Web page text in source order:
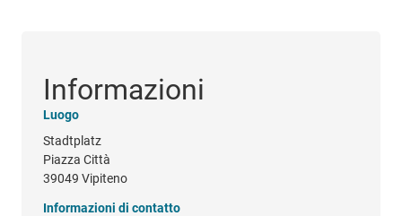
Informazioni
Luogo
Stadtplatz
Piazza Città
39049 Vipiteno
Informazioni di contatto